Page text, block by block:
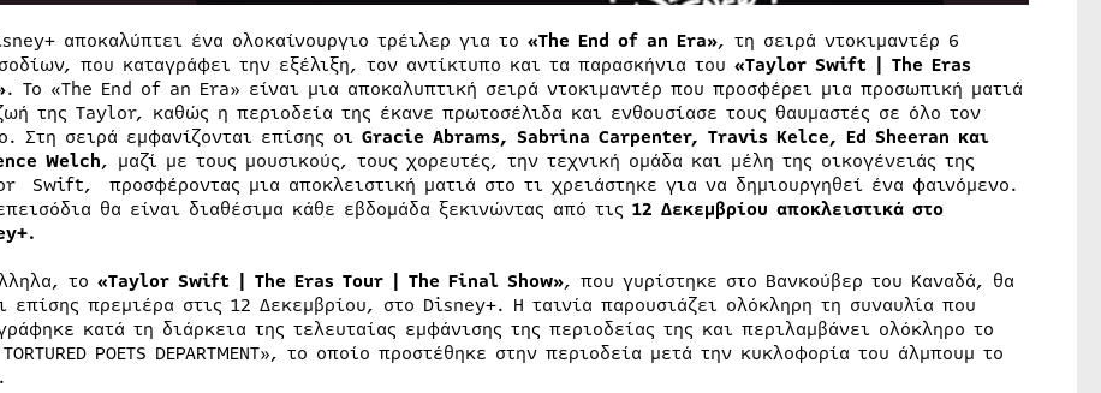
αποκαλύπτει ένα ολοκαίνουργιο τρέιλερ για το «The End of an Era», τη σειρά ντοκιμαντέρ 6
που καταγράφει την εξέλιξη, τον αντίκτυπο και τα παρασκήνια του «Taylor Swift | The Eras
. Το «The End of an Era» είναι μια αποκαλυπτική σειρά ντοκιμαντέρ που προσφέρει μια προσωπική ματιά
της Taylor, καθώς η περιοδεία της έκανε πρωτοσέλιδα και ενθουσίασε τους θαυμαστές σε όλο τον
Στη σειρά εμφανίζονται επίσης οι Gracie Abrams, Sabrina Carpenter, Travis Kelce, Ed Sheeran και
Welch, μαζί με τους μουσικούς, τους χορευτές, την τεχνική ομάδα και μέλη της οικογένειάς της
Swift, προσφέροντας μια αποκλειστική ματιά στο τι χρειάστηκε για να δημιουργηθεί ένα φαινόμενο.
θα είναι διαθέσιμα κάθε εβδομάδα ξεκινώντας από τις 12 Δεκεμβρίου αποκλειστικά στο
το «Taylor Swift | The Eras Tour | The Final Show», που γυρίστηκε στο Βανκούβερ του Καναδά, θα
επίσης πρεμιέρα στις 12 Δεκεμβρίου, στο Disney+. Η ταινία παρουσιάζει ολόκληρη τη συναυλία που
κατά τη διάρκεια της τελευταίας εμφάνισης της περιοδείας της και περιλαμβάνει ολόκληρο το
TORTURED POETS DEPARTMENT», το οποίο προστέθηκε στην περιοδεία μετά την κυκλοφορία του άλμπουμ το